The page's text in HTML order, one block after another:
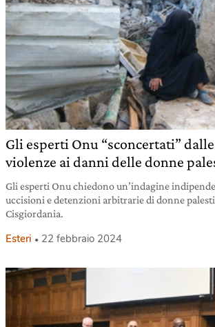
Gli esperti Onu “sconcertati”
violenze ai danni delle donne
Gli esperti Onu chiedono un’indagine
uccisioni e detenzioni arbitrarie di donne
Cisgiordania.
Esteri 22 febbraio 2024